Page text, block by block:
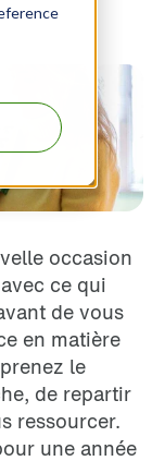
occasion
ce qui
de vous
en matière
le
de repartir
ressourcer.
une année